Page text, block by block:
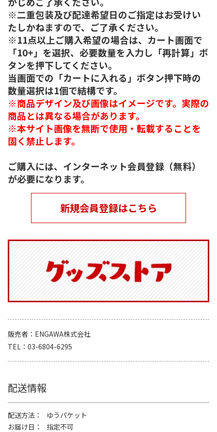
※二重包装及び配達希望日のご指定はお受けい
たしかねますので、ご了承ください。
※11点以上ご購入希望の場合は、カート画面で
「10+」を選択、必要数量を入力し「再計算」ボ
タンを押下してください。
当画面での「カートに入れる」ボタン押下時の
数量選択は1個で結構です。
※商品デザイン及び画像はイメージです。実際の
商品とは異なる場合があります。
※本サイト画像を無断で使用・転載することを
固く禁止します。
ご購入には、インターネット会員登録（無料）
が必要になります。
新規会員登録はこちら
販売者
ENGAWA株式会社
TEL
03-6804-6295
配送情報
配送方法
ゆうパケット
お届け日
指定不可